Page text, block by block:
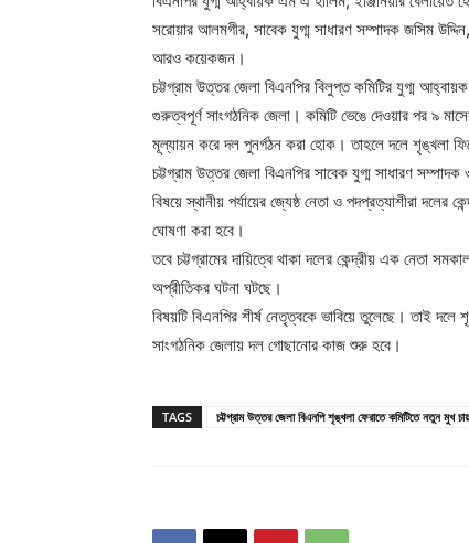
সরোয়ার আলমগীর, সাবেক যুগ্ম সাধারণ সম্পাদক জসিম উদ্দিন,
আরও কয়েকজন।
চট্টগ্রাম উত্তর জেলা বিএনপির বিলুপ্ত কমিটির যুগ্ম
গুরুত্বপূর্ণ সাংগঠনিক জেলা। কমিটি ভেঙে দেওয়ার পর ৯
মূল্যায়ন করে দল পুনর্গঠন করা হোক। তাহলে দলে শৃঙ্খলা
চট্টগ্রাম উত্তর জেলা বিএনপির সাবেক যুগ্ম সাধারণ
বিষয়ে স্থানীয় পর্যায়ের জ্যেষ্ঠ নেতা ও পদপ্রত্যাশীরা
ঘোষণা করা হবে।
তবে চট্টগ্রামের দায়িত্বে থাকা দলের কেন্দ্রীয় এক নেতা
অপ্রীতিকর ঘটনা ঘটছে।
বিষয়টি বিএনপির শীর্ষ নেতৃত্বকে ভাবিয়ে তুলেছে। তাই
সাংগঠনিক জেলায় দল গোছানোর কাজ শুরু হবে।
TAGS চট্টগ্রাম উত্তর জেলা বিএনপি শৃঙ্খলা ফেরাতে কমিটিতে নতুন মুখ